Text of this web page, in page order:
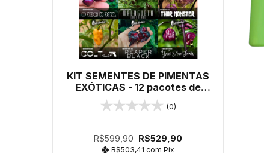
KIT SEMENTES DE PIMENTAS
EXÓTICAS - 12 pacotes de
sementes de PIMENTAS
EXÓTICAS!
(0)
R$599,90 R$529,90
R$503,41 com Pix